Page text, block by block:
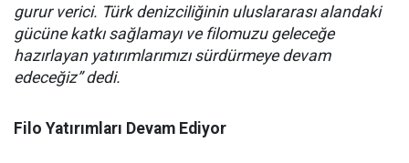
gurur verici. Türk denizciliğinin uluslararası alandaki
gücüne katkı sağlamayı ve filomuzu geleceğe
hazırlayan yatırımlarımızı sürdürmeye devam
edeceğiz” dedi.
Filo Yatırımları Devam Ediyor